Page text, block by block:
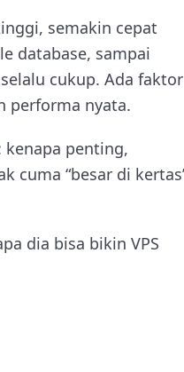
semakin cepat
database, sampai
cukup. Ada faktor
performa nyata.
penting,
cuma “besar di
dia bisa bikin VPS